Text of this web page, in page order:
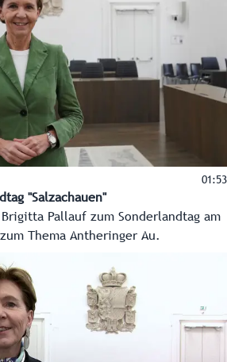
ziehen. Der Dank des ganzen
sicher.
01:53
"Salzachauen"
Pallauf zum Sonderlandtag am
Thema Antheringer Au.